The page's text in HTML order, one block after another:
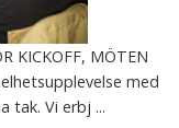
KICKOFF, MÖTEN
med
tak. Vi erbj ...